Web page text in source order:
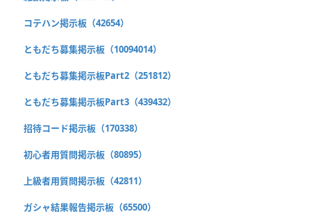
コテハン掲示板（42654）
ともだち募集掲示板（10094014）
ともだち募集掲示板Part2（251812）
ともだち募集掲示板Part3（439432）
招待コード掲示板（170338）
初心者用質問掲示板（80895）
上級者用質問掲示板（42811）
ガシャ結果報告掲示板（65500）